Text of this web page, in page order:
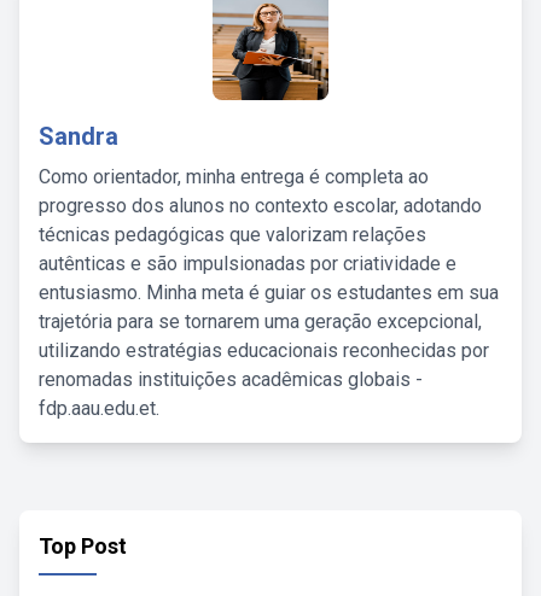
Sandra
Como orientador, minha entrega é completa ao
progresso dos alunos no contexto escolar, adotando
técnicas pedagógicas que valorizam relações
autênticas e são impulsionadas por criatividade e
entusiasmo. Minha meta é guiar os estudantes em sua
trajetória para se tornarem uma geração excepcional,
utilizando estratégias educacionais reconhecidas por
renomadas instituições acadêmicas globais -
fdp.aau.edu.et.
Top Post